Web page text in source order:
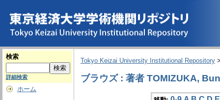
検索
詳細検索
ホーム
Tokyo Keizai University Institutional Repository
ブラウズ : 著者 TOMIZUKA,